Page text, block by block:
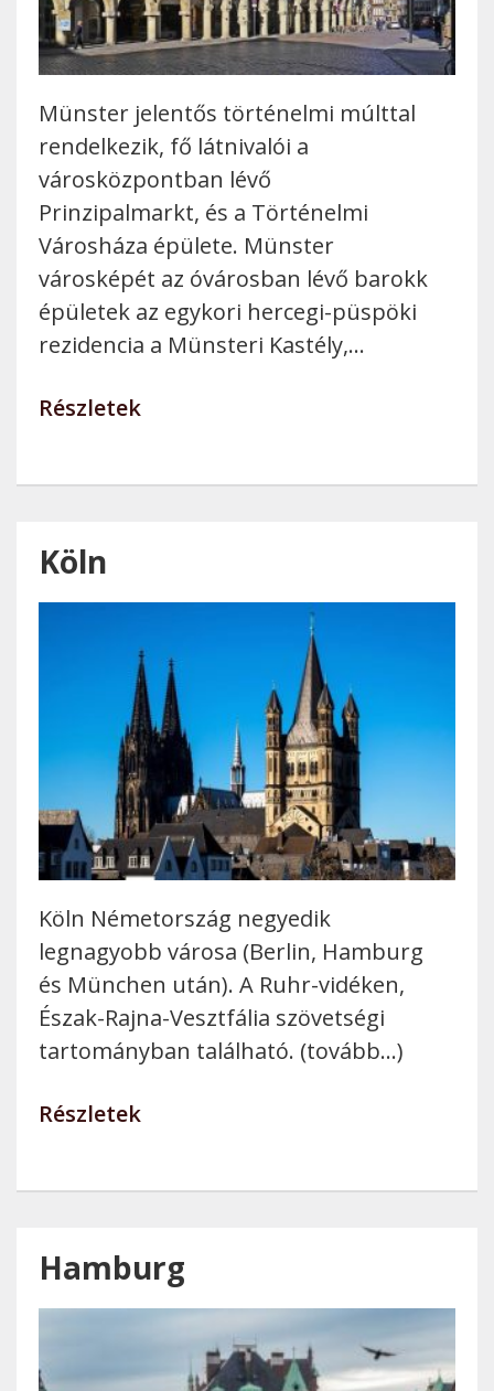
Münster jelentős történelmi múlttal
rendelkezik, fő látnivalói a
városközpontban lévő
Prinzipalmarkt, és a Történelmi
Városháza épülete. Münster
városképét az óvárosban lévő barokk
épületek az egykori hercegi-püspöki
rezidencia a Münsteri Kastély,…
Részletek
Köln
Köln Németország negyedik
legnagyobb városa (Berlin, Hamburg
és München után). A Ruhr-vidéken,
Észak-Rajna-Vesztfália szövetségi
tartományban található. (tovább…)
Részletek
Hamburg